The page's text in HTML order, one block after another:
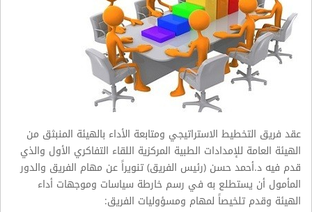
عقد فريق التخطيط الاستراتيجي ومتابعة الأداء بالهيئة المنبثق من
الهيئة العامة للإمدادات الطبية المركزية اللقاء التفاكري الأول والذي
قدم فيه د.أحمد حسن (رئيس الفريق) تنويراً عن مهام الفريق والدور
المأمول أن يستطلع به في رسم خارطة سياسات وموجهات أداء
الهيئة وقدم تلخيصاً لمهام ومسؤوليات الفريق: